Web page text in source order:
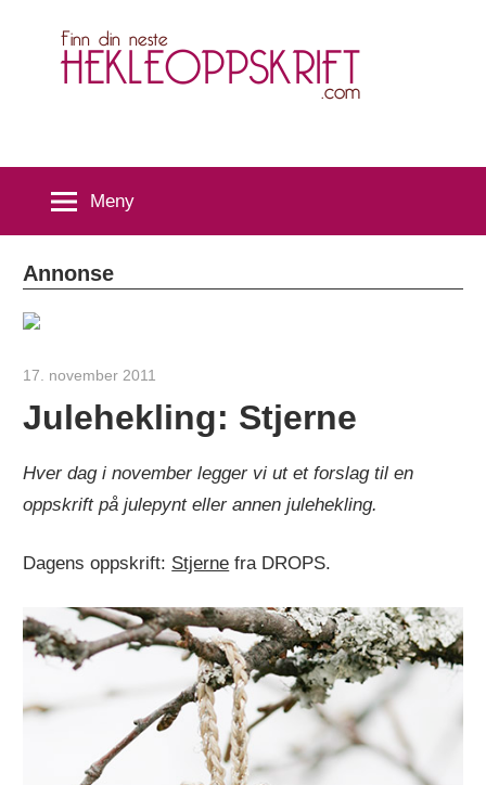
Meny
Annonse
17. november 2011
Julehekling: Stjerne
Hver dag i november legger vi ut et forslag til en
oppskrift på julepynt eller annen julehekling.
Dagens oppskrift: Stjerne fra DROPS.